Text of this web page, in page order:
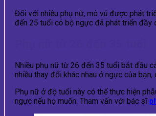
Đối với nhiều phụ nữ, mô vú được phát
đến 25 tuổi có bộ ngực đã phát triển đầy
Nhiều phụ nữ từ 26 đến 35 tuổi bắt đầu
nhiều thay đổi khác nhau ở ngực của
Phụ nữ ở độ tuổi này có thể thực hiện
ngực nếu họ muốn. Tham vấn với bác sĩ